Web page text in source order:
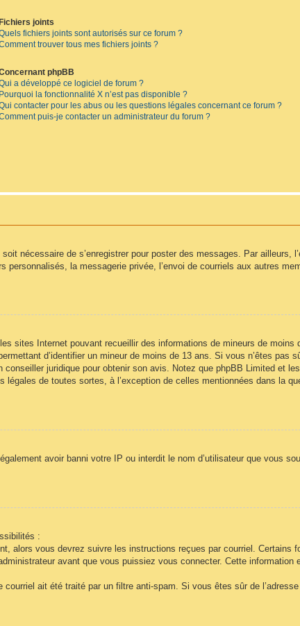
Fichiers joints
fichiers joints sont autorisés sur ce forum ?
trouver tous mes fichiers joints ?
phpBB
a développé ce logiciel de forum ?
Pourquoi la fonctionnalité X n’est pas disponible ?
contacter pour les abus ou les questions légales concernant ce forum ?
puis-je contacter un administrateur du forum ?
nécessaire de s’enregistrer pour poster des messages. Par ailleurs,
la messagerie privée, l’envoi de courriels aux autres
sites Internet pouvant recueillir des informations de mineurs de moins
d’identifier un mineur de moins de 13 ans. Si vous n’êtes pas
juridique pour obtenir son avis. Notez que phpBB Limited et
de toutes sortes, à l’exception de celles mentionnées dans la
avoir banni votre IP ou interdit le nom d’utilisateur que vous
:
alors vous devrez suivre les instructions reçues par courriel. Certains
avant que vous puissiez vous connecter. Cette information
ait été traité par un filtre anti-spam. Si vous êtes sûr de l’adresse